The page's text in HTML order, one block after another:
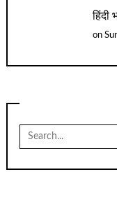
हिंदी
on
Search
for: